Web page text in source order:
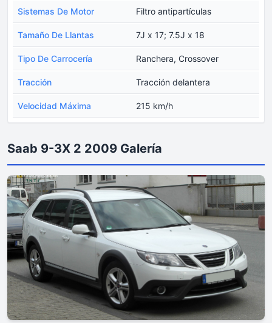
Sistemas De Motor Filtro antipartículas
Tamaño De Llantas 7J x 17; 7.5J x 18
Tipo De Carrocería Ranchera, Crossover
Tracción Tracción delantera
Velocidad Máxima 215 km/h
Saab 9-3X 2 2009 Galería